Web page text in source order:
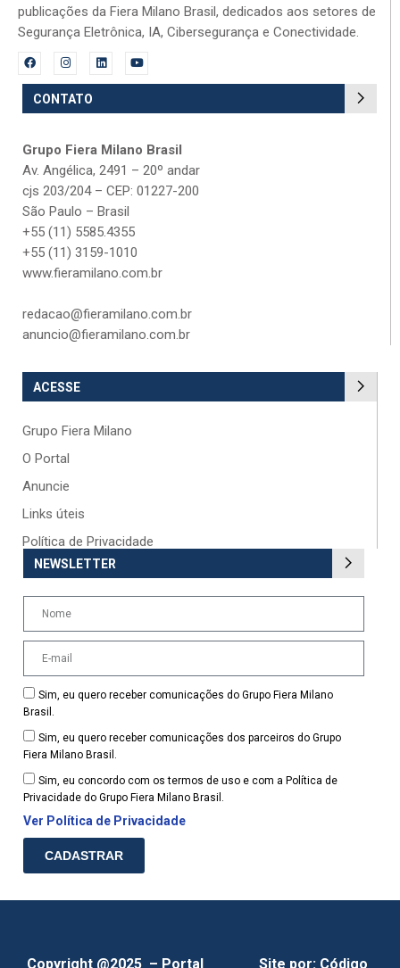
publicações da Fiera Milano Brasil, dedicados aos setores de
Segurança Eletrônica, IA, Cibersegurança e Conectividade.
CONTATO
Grupo Fiera Milano Brasil
Av. Angélica, 2491 – 20º andar
cjs 203/204 – CEP: 01227-200
São Paulo – Brasil
+55 (11) 5585.4355
+55 (11) 3159-1010
www.fieramilano.com.br
redacao@fieramilano.com.br
anuncio@fieramilano.com.br
ACESSE
Grupo Fiera Milano
O Portal
Anuncie
Links úteis
Política de Privacidade
NEWSLETTER
Sim, eu quero receber comunicações do Grupo Fiera Milano
Brasil.
Sim, eu quero receber comunicações dos parceiros do Grupo
Fiera Milano Brasil.
Sim, eu concordo com os termos de uso e com a Política de
Privacidade do Grupo Fiera Milano Brasil.
Ver Política de Privacidade
CADASTRAR
Copyright @2025 – Portal Site por: Código